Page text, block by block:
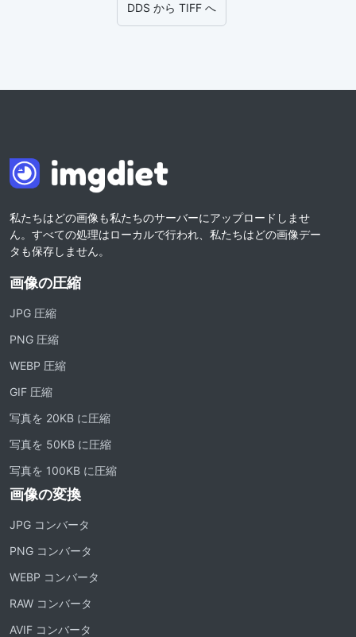
DDS から TIFF へ
私たちはどの画像も私たちのサーバーにアップロードしませ
ん。すべての処理はローカルで行われ、私たちはどの画像デー
タも保存しません。
画像の圧縮
JPG 圧縮
PNG 圧縮
WEBP 圧縮
GIF 圧縮
写真を 20KB に圧縮
写真を 50KB に圧縮
写真を 100KB に圧縮
画像の変換
JPG コンバータ
PNG コンバータ
WEBP コンバータ
RAW コンバータ
AVIF コンバータ